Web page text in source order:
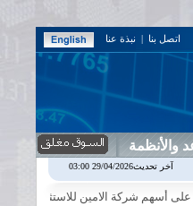
اتصل بنا | نبذة عنا
والأنظمة
بنك0.00
0.00%
|اسفنج
أسهم شركة الامين للاستثمار المالي في